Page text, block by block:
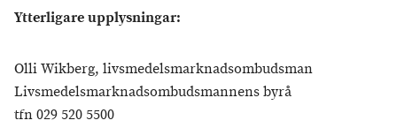
Ytterligare upplysningar:
Olli Wikberg, livsmedelsmarknadsombudsman
Livsmedelsmarknadsombudsmannens byrå
tfn 029 520 5500